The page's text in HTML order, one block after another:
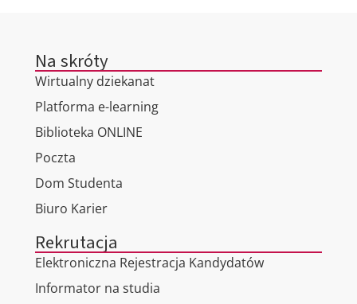
Na skróty
Wirtualny dziekanat
Platforma e-learning
Biblioteka ONLINE
Poczta
Dom Studenta
Biuro Karier
Rekrutacja
Elektroniczna Rejestracja Kandydatów
Informator na studia